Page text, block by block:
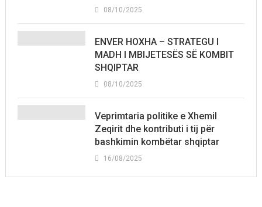
08/10/2025
ENVER HOXHA – STRATEGU I
MADH I MBIJETESËS SË KOMBIT
SHQIPTAR
08/10/2025
Veprimtaria politike e Xhemil
Zeqirit dhe kontributi i tij për
bashkimin kombëtar shqiptar
16/08/2025